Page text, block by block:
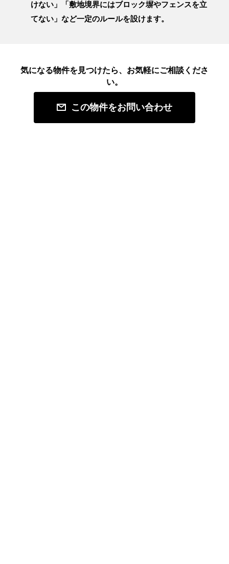
けない」「敷地境界にはブロック塀やフェンスを立
てない」など一定のルールを設けます。
気になる物件を見つけたら、お気軽にご相談くださ
い。
この物件をお問い合わせ